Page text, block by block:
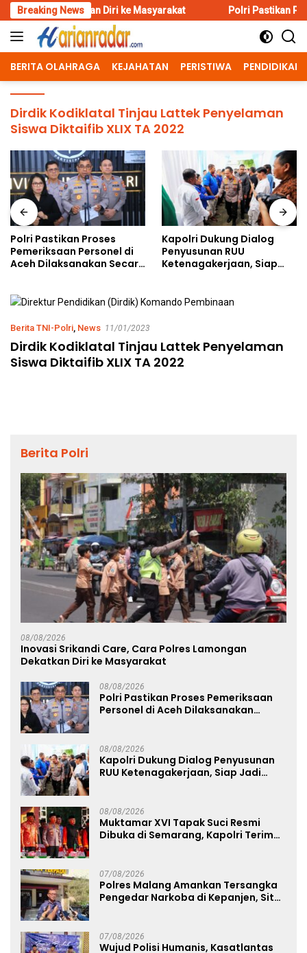
Skip
to
content
Breaking News
Diri ke Masyarakat Polri Pastikan Proses
BERITA OLAHRAGA KEJAHATAN PERISTIWA PENDIDIKAN
Dirdik Kodiklatal Tinjau Lattek Penyelaman
Siswa Diktaifib XLIX TA 2022
Polri Pastikan Proses
Pemeriksaan Personel di
Aceh Dilaksanakan Secara
Kapolri Dukung Dialog
Penyusunan RUU
Ketenagakerjaan, Siap
Berita TNI-Polri News 11/01/2023
Dirdik Kodiklatal Tinjau Lattek Penyelaman
Siswa Diktaifib XLIX TA 2022
Berita Polri
08/08/2026
Inovasi Srikandi Care, Cara Polres Lamongan
Dekatkan Diri ke Masyarakat
08/08/2026
Polri Pastikan Proses Pemeriksaan
Personel di Aceh Dilaksanakan
08/08/2026
Kapolri Dukung Dialog Penyusunan
RUU Ketenagakerjaan, Siap Jadi
08/08/2026
Muktamar XVI Tapak Suci Resmi
Dibuka di Semarang, Kapolri Terima
07/08/2026
Polres Malang Amankan Tersangka
Pengedar Narkoba di Kepanjen, Sita
07/08/2026
Wujud Polisi Humanis, Kasatlantas